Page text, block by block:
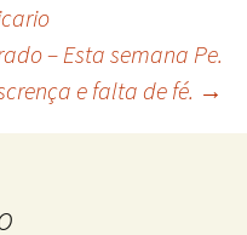
– Esta semana Pe.
e falta de fé. →